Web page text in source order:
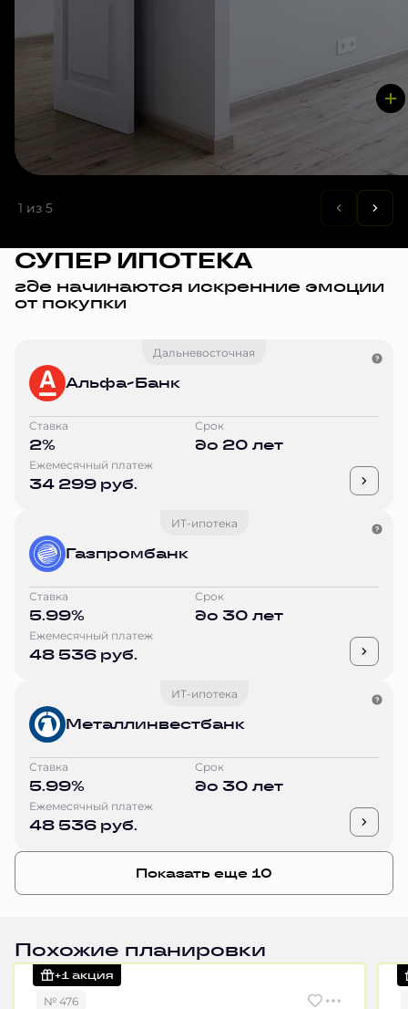
1 из 5
СУПЕР ИПОТЕКА
где начинаются искренние эмоции
от покупки
Дальневосточная
Альфа-Банк
Ставка
2%
Срок
до 20 лет
Ежемесячный платеж
34 299 руб.
ИТ-ипотека
Газпромбанк
Ставка
5.99%
Срок
до 30 лет
Ежемесячный платеж
48 536 руб.
ИТ-ипотека
Металлинвестбанк
Ставка
5.99%
Срок
до 30 лет
Ежемесячный платеж
48 536 руб.
Показать еще 10
Похожие планировки
+1 акция
№ 476